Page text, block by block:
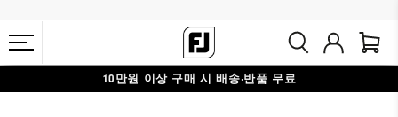
10만원 이상 구매 시 배송·반품 무료